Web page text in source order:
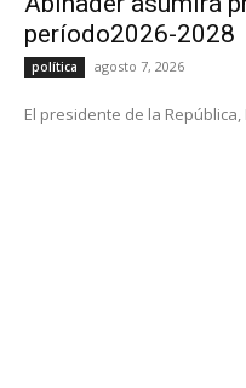
período2026-2028
política agosto 7, 2026
El presidente de la